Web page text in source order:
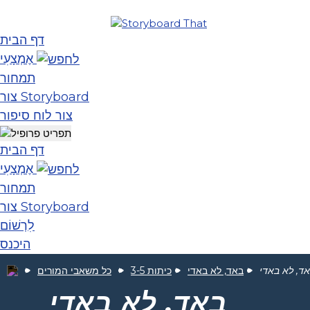
דף הבית
אֶמְצָעִי
תמחור
צור Storyboard
צור לוח סיפור
דף הבית
אֶמְצָעִי
תמחור
צור Storyboard
לִרְשׁוֹם
היכנס
כל משאבי המורים כיתות 3-5 באד, לא באדי לא באדי
באד, לא באדי